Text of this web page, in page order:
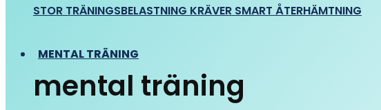
STOR TRÄNINGSBELASTNING KRÄVER SMART ÅTERHÄMTNING
MENTAL TRÄNING
mental träning